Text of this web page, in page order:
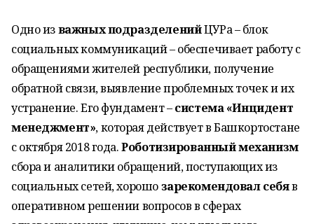
Одно изважных подразделенийЦУРа – блок
социальных коммуникаций – обеспечивает работу с
обращениями жителей республики, получение
обратной связи, выявление проблемных точек и их
устранение. Его фундамент –система «Инцидент
менеджмент», которая действует в Башкортостане
с октября 2018 года.Роботизированный механизм
сбора и аналитики обращений, поступающих из
социальных сетей, хорошозарекомендовал себяв
оперативном решении вопросов в сферах